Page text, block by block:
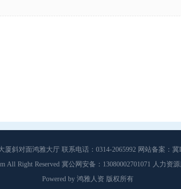
斜对面鸿雅大厅 联系电话：0314-2065992 网站备案：
All Right Reserved 冀公网安备：13080002701071 人力资
Powered by 鸿雅人资 版权所有